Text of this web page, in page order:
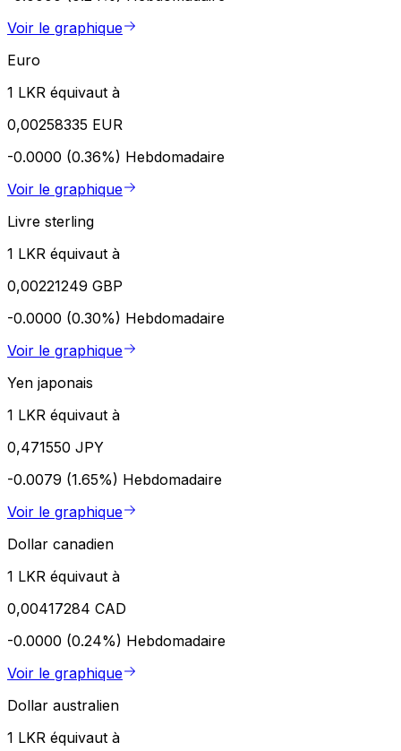
Voir le graphique
Euro
1 LKR équivaut à
0,00258335 EUR
-0.0000 (0.36%) Hebdomadaire
Voir le graphique
Livre sterling
1 LKR équivaut à
0,00221249 GBP
-0.0000 (0.30%) Hebdomadaire
Voir le graphique
Yen japonais
1 LKR équivaut à
0,471550 JPY
-0.0079 (1.65%) Hebdomadaire
Voir le graphique
Dollar canadien
1 LKR équivaut à
0,00417284 CAD
-0.0000 (0.24%) Hebdomadaire
Voir le graphique
Dollar australien
1 LKR équivaut à